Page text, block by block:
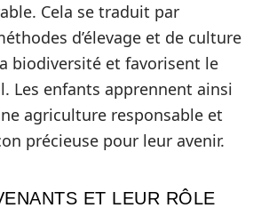
Cela se traduit par
d’élevage et de culture
biodiversité et favorisent le
Les enfants apprennent ainsi
agriculture responsable et
précieuse pour leur avenir.
ET LEUR RÔLE